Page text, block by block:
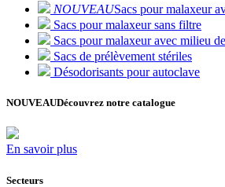
NOUVEAUSacs pour malaxeur
Sacs pour malaxeur sans filtre
Sacs pour malaxeur avec milieu
Sacs de prélèvement stériles
Désodorisants pour autoclave
NOUVEAUDécouvrez notre catalogue
En savoir plus
Secteurs